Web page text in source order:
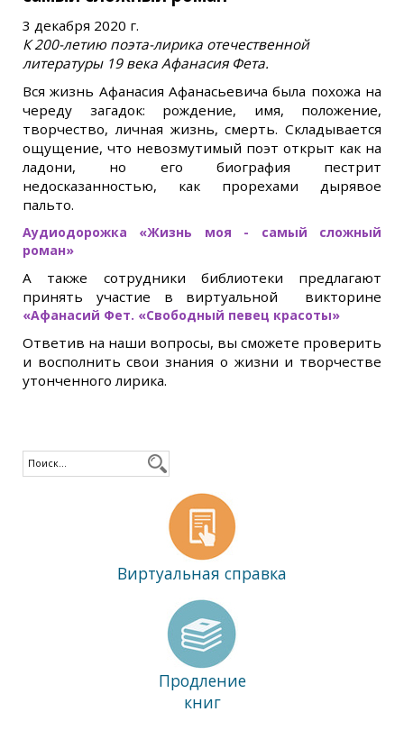
3 декабря 2020 г.
К 200-летию поэта-лирика отечественной
литературы 19 века Афанасия Фета.
Вся жизнь Афанасия Афанасьевича была похожа на
череду загадок: рождение, имя, положение,
творчество, личная жизнь, смерть. Складывается
ощущение, что невозмутимый поэт открыт как на
ладони, но его биография пестрит
недосказанностью, как прорехами дырявое
пальто.
Аудиодорожка «Жизнь моя - самый сложный
роман»
А также сотрудники библиотеки предлагают
принять участие в виртуальной викторине
«Афанасий Фет. «Свободный певец красоты»
Ответив на наши вопросы, вы сможете проверить
и восполнить свои знания о жизни и творчестве
утонченного лирика.
Виртуальная справка
Продление
книг